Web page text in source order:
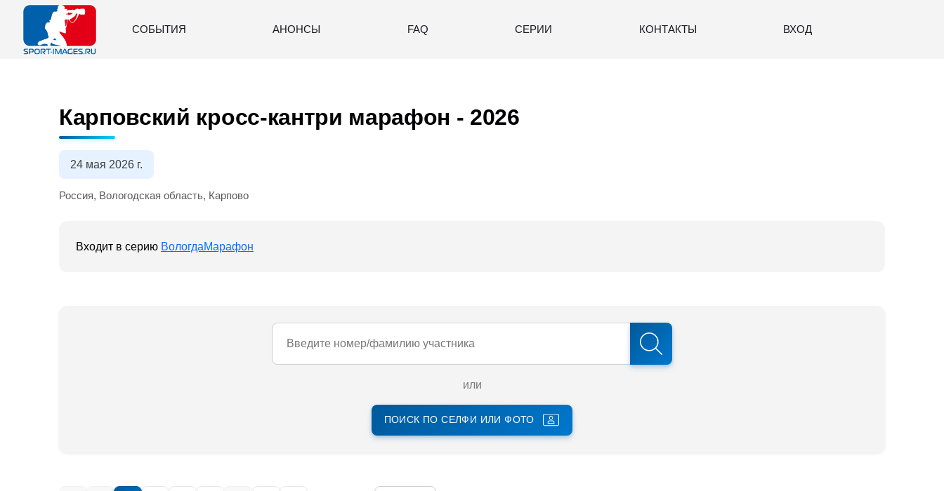
СОБЫТИЯ АНОНСЫ FAQ СЕРИИ КОНТАКТЫ ВХОД
Карповский кросс-кантри марафон - 2026
24 мая 2026 г.
Россия, Вологодская область, Карпово
Входит в серию ВологдаМарафон
или
ПОИСК ПО СЕЛФИ ИЛИ ФОТО